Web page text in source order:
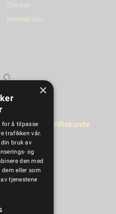
Om oss
Kontakt oss
Registrer bedriftskunde
×
for å tilpasse
trafikken vår.
bruk av
og
den med
eller som
tjenestene